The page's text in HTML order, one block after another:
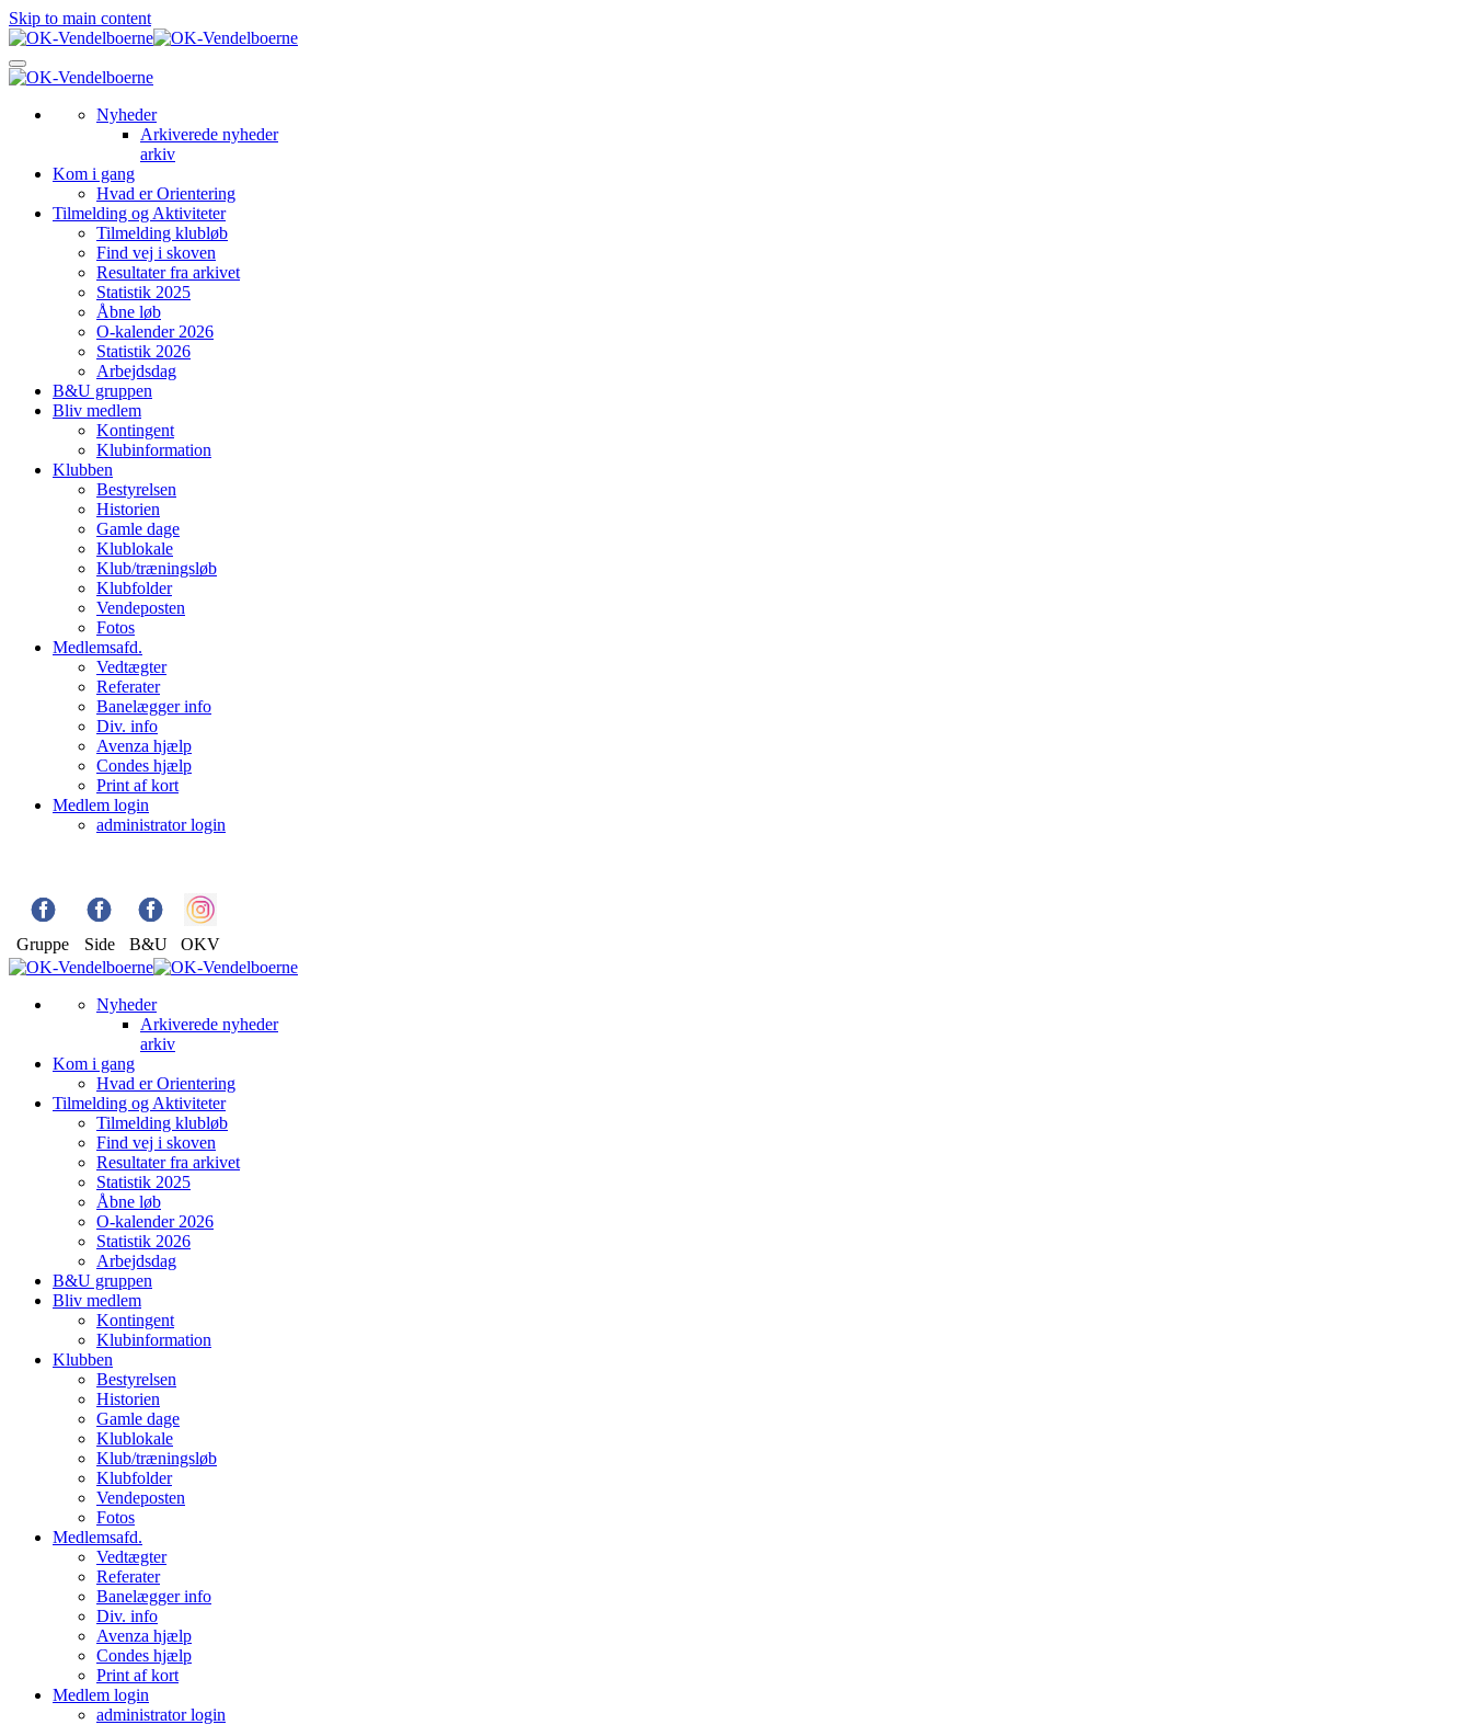
Skip to main content
Nyheder
Arkiverede nyheder
arkiv
Kom i gang
Hvad er Orientering
Tilmelding og Aktiviteter
Tilmelding klubløb
Find vej i skoven
Resultater fra arkivet
Statistik 2025
Åbne løb
O-kalender 2026
Statistik 2026
Arbejdsdag
B&U gruppen
Bliv medlem
Kontingent
Klubinformation
Klubben
Bestyrelsen
Historien
Gamle dage
Klublokale
Klub/træningsløb
Klubfolder
Vendeposten
Fotos
Medlemsafd.
Vedtægter
Referater
Banelægger info
Div. info
Avenza hjælp
Condes hjælp
Print af kort
Medlem login
administrator login
Gruppe Side B&U OKV
Nyheder
Arkiverede nyheder
arkiv
Kom i gang
Hvad er Orientering
Tilmelding og Aktiviteter
Tilmelding klubløb
Find vej i skoven
Resultater fra arkivet
Statistik 2025
Åbne løb
O-kalender 2026
Statistik 2026
Arbejdsdag
B&U gruppen
Bliv medlem
Kontingent
Klubinformation
Klubben
Bestyrelsen
Historien
Gamle dage
Klublokale
Klub/træningsløb
Klubfolder
Vendeposten
Fotos
Medlemsafd.
Vedtægter
Referater
Banelægger info
Div. info
Avenza hjælp
Condes hjælp
Print af kort
Medlem login
administrator login